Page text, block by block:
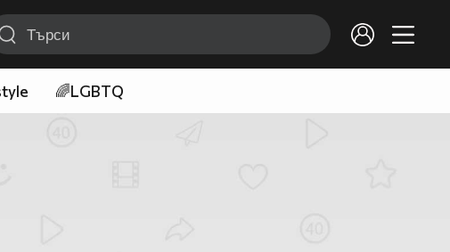
🌈LGBTQ